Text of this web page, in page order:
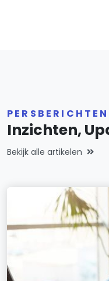
Inzichten,
Bekijk alle artikelen